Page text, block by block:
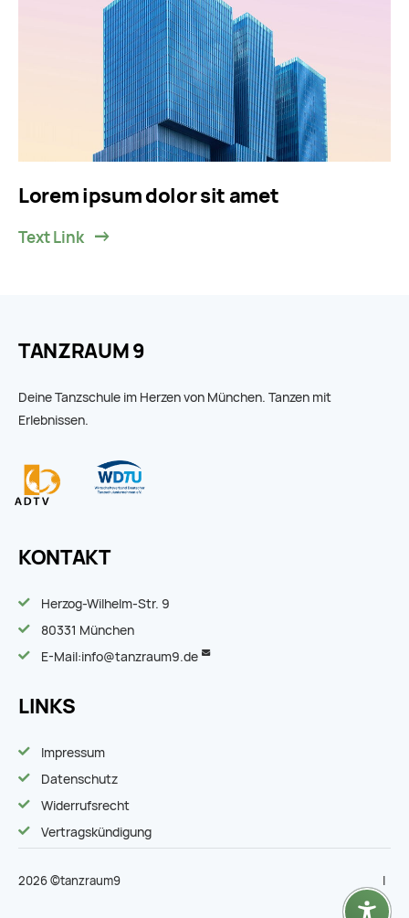
Lorem ipsum dolor sit amet
Text Link
TANZRAUM 9
Deine Tanzschule im Herzen von München. Tanzen mit
Erlebnissen.
KONTAKT
Herzog-Wilhelm-Str. 9
80331 München
E-Mail:info@tanzraum9.de
LINKS
Impressum
Datenschutz
Widerrufsrecht
Vertragskündigung
2026 ©tanzraum9
|